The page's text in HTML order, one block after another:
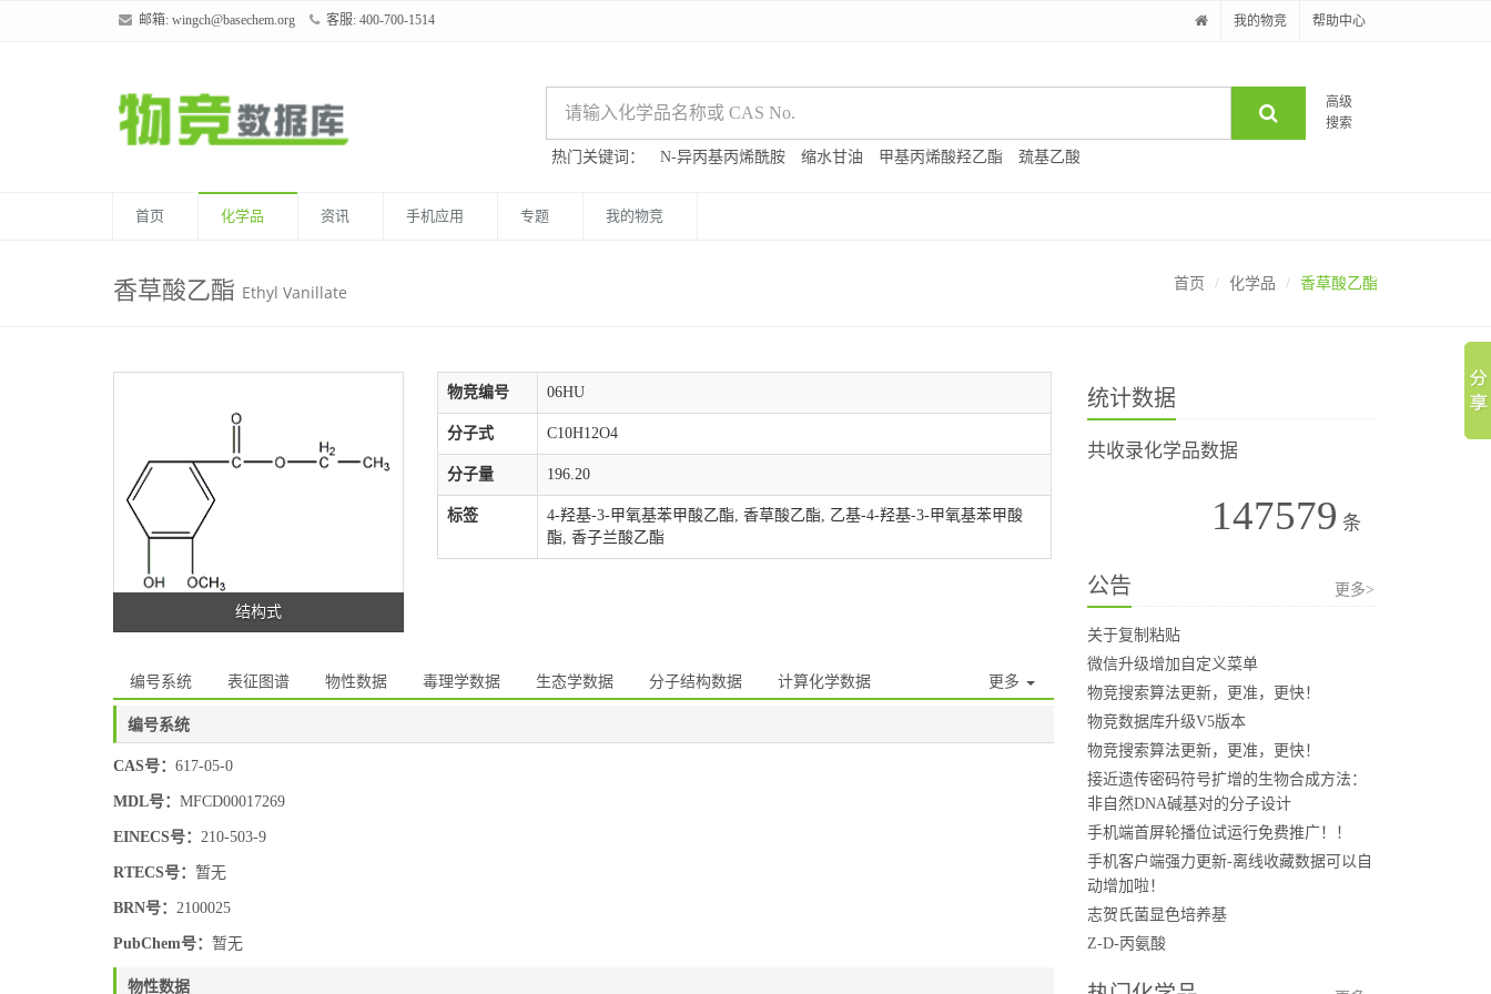
邮箱: wingch@basechem.org 客服: 400-700-1514 我的物竞 帮助中心
高级
搜索
热门关键词： N-异丙基丙烯酰胺 缩水甘油 甲基丙烯酸羟乙酯 巯基乙酸
首页 化学品 资讯 手机应用 专题 我的物竞
香草酸乙酯 Ethyl Vanillate 首页 化学品 香草酸乙酯
结构式
物竞编号 06HU
分子式 C10H12O4
分子量 196.20
标签
4-羟基-3-甲氧基苯甲酸乙酯, 香草酸乙酯, 乙基-4-羟基-3-甲氧基苯甲酸
酯, 香子兰酸乙酯
编号系统 表征图谱 物性数据 毒理学数据 生态学数据 分子结构数据 计算化学数据 更多
编号系统
CAS号： 617-05-0
MDL号： MFCD00017269
EINECS号： 210-503-9
RTECS号： 暂无
BRN号： 2100025
PubChem号： 暂无
物性数据
统计数据
共收录化学品数据
147579 条
公告 更多>
关于复制粘贴
微信升级增加自定义菜单
物竞搜索算法更新，更准，更快！
物竞数据库升级V5版本
物竞搜索算法更新，更准，更快！
接近遗传密码符号扩增的生物合成方法：
非自然DNA碱基对的分子设计
手机端首屏轮播位试运行免费推广！！
手机客户端强力更新-离线收藏数据可以自
动增加啦！
志贺氏菌显色培养基
Z-D-丙氨酸